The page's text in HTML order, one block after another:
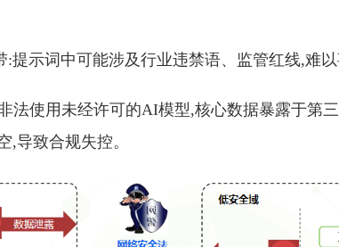
:提示词中可能涉及行业违禁语、监管红线,难以
法使用未经许可的AI模型,核心数据暴露于第
,导致合规失控。